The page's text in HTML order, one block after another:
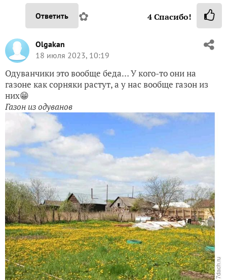
Ответить ✿ 4Спасибо!
Olgakan
18 июля 2023, 10:19
Одуванчики это вообще беда… У кого-то они на
газоне как сорняки растут, а у нас вообще газон из
них😁
Газон из одуванов